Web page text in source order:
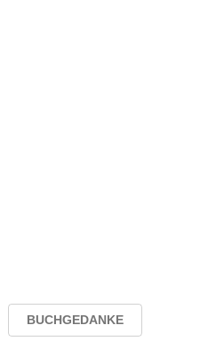
BUCHGEDANKE